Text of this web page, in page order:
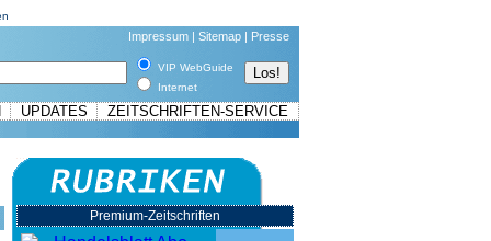
Impressum| Sitemap| Presse
VIP WebGuide
Internet
UPDATES ZEITSCHRIFTEN-SERVICE
Premium-Zeitschriften